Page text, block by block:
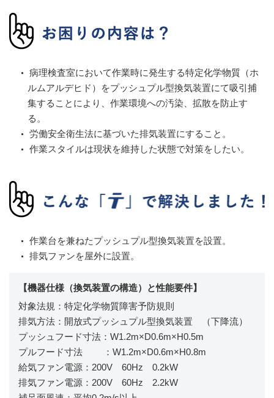
病理検査室において作業時に発生する特定化学物質（ホ
ルムアルデヒド）をプッシュプル型換気装置にて吸引捕
集することにより、作業環境への汚染、拡散を防止す
る。
労働安全衛生法に基づいた排気装置にすること。
作業スタイルは現状を維持した状態で対策をしたい。
作業台を兼ねたプッシュプル型換気装置を設置。
排気ファンを屋外に設置。
【機器仕様（換気装置の構造）と性能要件】
対象法規：特定化学物質障害予防規則
排気方法：開放式プッシュプル型換気装置 （下降流）
プッシュフード寸法：W1.2m×D0.6m×H0.5m
プルフード寸法 ：W1.2m×D0.6m×H0.8m
給気ファン電源：200V 60Hz 0.2kW
排気ファン電源：200V 60Hz 2.2kW